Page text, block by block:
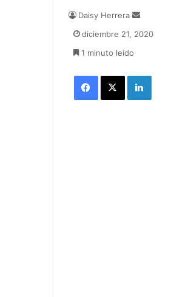
Daisy Herrera
n
e
diciembre 21, 2020
1 minuto leido
Facebook X LinkedIn